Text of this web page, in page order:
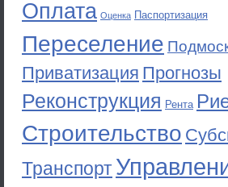
Оплата Оценка Паспортизация
Переселение
Приватизация Прогнозы
Реконструкция Рента
Строительство
Транспорт